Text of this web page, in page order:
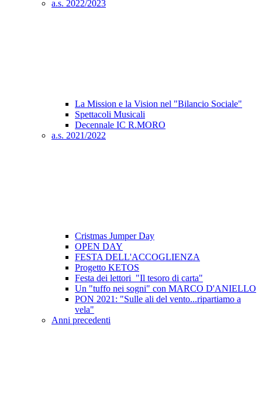
a.s. 2022/2023
La Mission e la Vision nel "Bilancio Sociale"
Spettacoli Musicali
Decennale IC R.MORO
a.s. 2021/2022
Cristmas Jumper Day
OPEN DAY
FESTA DELL'ACCOGLIENZA
Progetto KETOS
Festa dei lettori_"Il tesoro di carta"
Un "tuffo nei sogni" con MARCO D'ANIELLO
PON 2021: "Sulle ali del vento...ripartiamo a
vela"
Anni precedenti